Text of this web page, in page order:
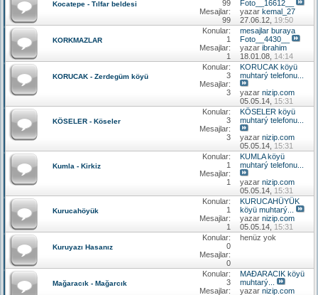
Kocatepe - Tılfar beldesi
99
Mesajlar:
99
Foto__16612__
yazar kemal_27
27.06.12, 19:50
KORKMAZLAR
Konular:
1
Mesajlar:
1
mesajlar buraya
Foto__4430__
yazar ibrahim
18.01.08, 14:14
KORUCAK - Zerdegüm köyü
Konular:
3
Mesajlar:
3
KORUCAK köyü
muhtarý telefonu...
yazar nizip.com
05.05.14, 15:31
KÖSELER - Köseler
Konular:
3
Mesajlar:
3
KÖSELER köyü
muhtarý telefonu...
yazar nizip.com
05.05.14, 15:31
Kumla - Kirkiz
Konular:
1
Mesajlar:
1
KUMLA köyü
muhtarý telefonu...
yazar nizip.com
05.05.14, 15:31
Kurucahöyük
Konular:
1
Mesajlar:
1
KURUCAHÜYÜK
köyü muhtarý...
yazar nizip.com
05.05.14, 15:31
Kuruyazı Hasanız
Konular:
0
Mesajlar:
0
henüz yok
Mağaracık - Mağarcık
Konular:
3
Mesajlar:
MAÐARACIK köyü
muhtarý...
yazar nizip.com